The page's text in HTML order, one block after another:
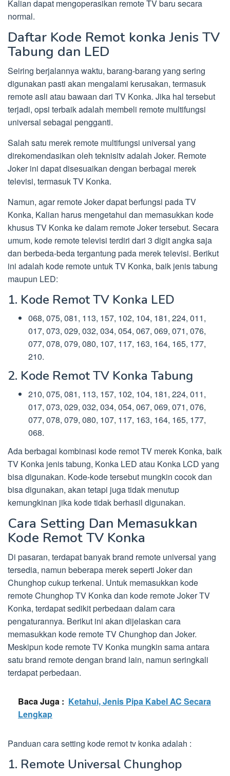
Kalian dapat mengoperasikan remote TV baru secara
normal.
Daftar Kode Remot konka Jenis TV
Tabung dan LED
Seiring berjalannya waktu, barang-barang yang sering
digunakan pasti akan mengalami kerusakan, termasuk
remote asli atau bawaan dari TV Konka. Jika hal tersebut
terjadi, opsi terbaik adalah membeli remote multifungsi
universal sebagai pengganti.
Salah satu merek remote multifungsi universal yang
direkomendasikan oleh teknisitv adalah Joker. Remote
Joker ini dapat disesuaikan dengan berbagai merek
televisi, termasuk TV Konka.
Namun, agar remote Joker dapat berfungsi pada TV
Konka, Kalian harus mengetahui dan memasukkan kode
khusus TV Konka ke dalam remote Joker tersebut. Secara
umum, kode remote televisi terdiri dari 3 digit angka saja
dan berbeda-beda tergantung pada merek televisi. Berikut
ini adalah kode remote untuk TV Konka, baik jenis tabung
maupun LED:
1. Kode Remot TV Konka LED
068, 075, 081, 113, 157, 102, 104, 181, 224, 011,
017, 073, 029, 032, 034, 054, 067, 069, 071, 076,
077, 078, 079, 080, 107, 117, 163, 164, 165, 177,
210.
2. Kode Remot TV Konka Tabung
210, 075, 081, 113, 157, 102, 104, 181, 224, 011,
017, 073, 029, 032, 034, 054, 067, 069, 071, 076,
077, 078, 079, 080, 107, 117, 163, 164, 165, 177,
068.
Ada berbagai kombinasi kode remot TV merek Konka, baik
TV Konka jenis tabung, Konka LED atau Konka LCD yang
bisa digunakan. Kode-kode tersebut mungkin cocok dan
bisa digunakan, akan tetapi juga tidak menutup
kemungkinan jika kode tidak berhasil digunakan.
Cara Setting Dan Memasukkan
Kode Remot TV Konka
Di pasaran, terdapat banyak brand remote universal yang
tersedia, namun beberapa merek seperti Joker dan
Chunghop cukup terkenal. Untuk memasukkan kode
remote Chunghop TV Konka dan kode remote Joker TV
Konka, terdapat sedikit perbedaan dalam cara
pengaturannya. Berikut ini akan dijelaskan cara
memasukkan kode remote TV Chunghop dan Joker.
Meskipun kode remote TV Konka mungkin sama antara
satu brand remote dengan brand lain, namun seringkali
terdapat perbedaan.
Baca Juga : Ketahui, Jenis Pipa Kabel AC Secara
Lengkap
Panduan cara setting kode remot tv konka adalah :
1. Remote Universal Chunghop